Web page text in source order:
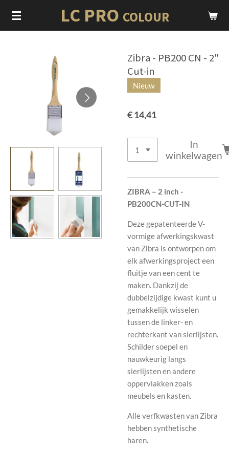
Ga
direct
LC PRO COLOUR
Zibra - PB200 CN - 2"
Cut-in
Nieuw
€ 14,41
In
winkelwagen
ZIBRA – 2 inch -
PB200CN-CUT-IN
Deze gepatenteerde V-
vormige afwerkingskwast
van Zibra is ontworpen om
elk afwerkingsproject een
fluitje van een cent te
maken. Dankzij de
dubbelzijdige kwast kunt u
gemakkelijk wisselen
tussen de linker- en
rechterkant van sierlijsten.
Schilder soepel en
nauwkeurig langs
sierlijsten en andere
oppervlakken zoals
meubels en kasten.
Alle verfkwasten van Zibra
hebben synthetische
haren.